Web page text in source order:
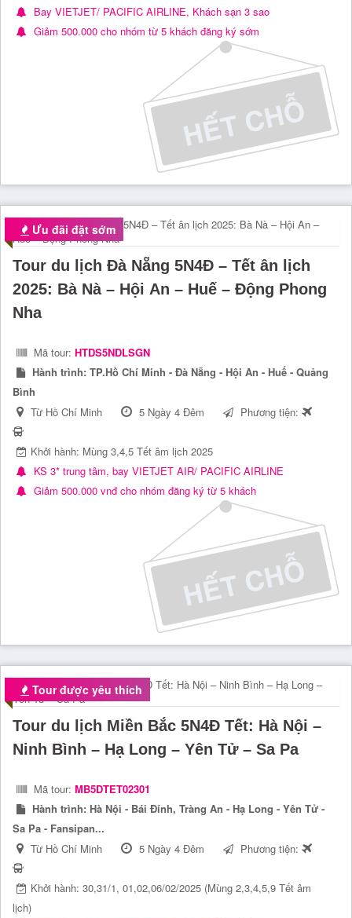
Bay VIETJET/ PACIFIC AIRLINE, Khách sạn 3 sao
Giảm 500.000 cho nhóm từ 5 khách đăng ký sớm
Ưu đãi đặt sớm
Tour du lịch Đà Nẵng 5N4Đ – Tết ân lịch
2025: Bà Nà – Hội An – Huế – Động Phong
Nha
Mã tour: HTDS5NDLSGN
Hành trình: TP.Hồ Chí Minh - Đà Nẵng - Hội An - Huế - Quảng
Bình
Từ Hồ Chí Minh
5 Ngày 4 Đêm Phương tiện:
Khởi hành: Mùng 3,4,5 Tết âm lịch 2025
KS 3* trung tâm, bay VIETJET AIR/ PACIFIC AIRLINE
Giảm 500.000 vnđ cho nhóm đăng ký từ 5 khách
Tour được yêu thích
Tour du lịch Miền Bắc 5N4Đ Tết: Hà Nội –
Ninh Bình – Hạ Long – Yên Tử – Sa Pa
Mã tour: MB5DTET02301
Hành trình: Hà Nội - Bái Đính, Tràng An - Hạ Long - Yên Tử -
Sa Pa - Fansipan...
Từ Hồ Chí Minh
5 Ngày 4 Đêm Phương tiện:
Khởi hành: 30,31/1, 01,02,06/02/2025 (Mùng 2,3,4,5,9 Tết âm
lịch)